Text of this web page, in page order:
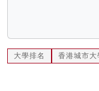
大學排名 香港城市大